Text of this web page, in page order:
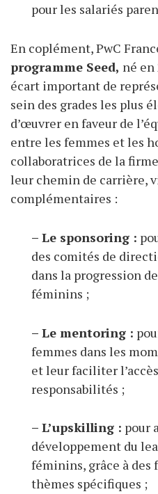
pour les salariés
En coplément, PwC
programme Seed, né en
écart important de
sein des grades les plus
d’œuvrer en faveur de
entre les femmes et les
collaboratrices de la
leur chemin de carrière,
complémentaires :
– Le sponsoring :
des comités de
dans la progression
féminins ;
– Le mentoring :
femmes dans les
et leur faciliter
responsabilités ;
– L’upskilling : pour
développement du
féminins, grâce à des
thèmes spécifiques ;